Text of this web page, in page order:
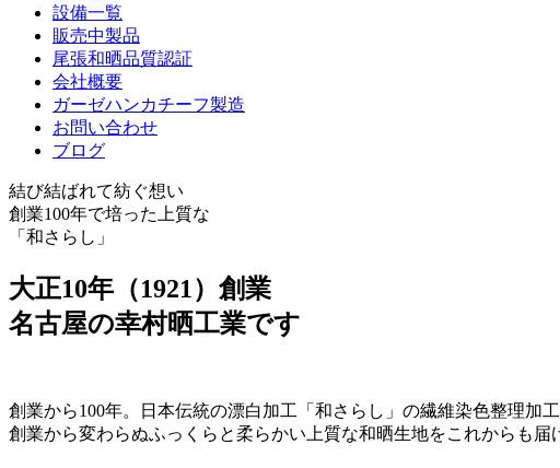
設備一覧
販売中製品
尾張和晒品質認証
会社概要
ガーゼハンカチーフ製造
お問い合わせ
ブログ
結び結ばれて紡ぐ想い
創業100年で培った上質な
「和さらし」
大正10年（1921）創業
名古屋の幸村晒工業です
創業から100年。日本伝統の漂白加工「和さらし」の繊維染色整理加工
創業から変わらぬふっくらと柔らかい上質な和晒生地をこれからも届